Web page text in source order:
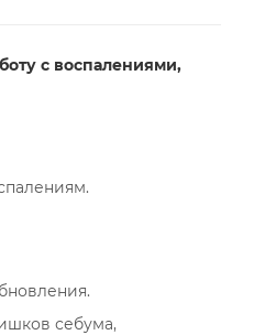
с воспалениями,
себума,